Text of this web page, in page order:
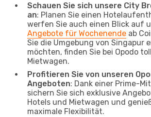
Schauen Sie sich unsere City
an: Planen Sie einen
werfen Sie auch einen Blick auf
Angebote für Wochenende ab
Sie die Umgebung von Singapur
möchten, finden Sie bei Opodo
Mietwagen.
Profitieren Sie von unseren
Angeboten: Dank einer Prime-
sichern Sie sich exklusive
Hotels und Mietwagen und
maximale Flexibilität.